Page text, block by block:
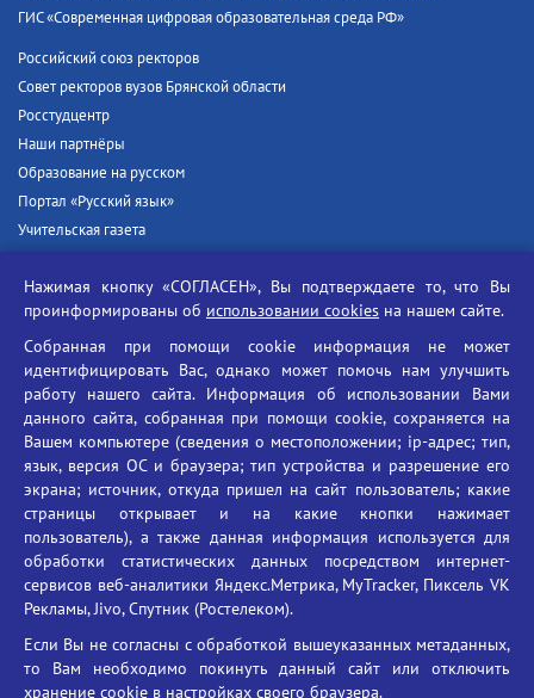
ГИС «Современная цифровая образовательная среда РФ»
Российский союз ректоров
Совет ректоров вузов Брянской области
Росстудцентр
Наши партнёры
Образование на русском
Портал «Русский язык»
Учительская газета
Единый портал государственных услуг
Противодействие угрозам информационной безопасности
Социальные ролики - Генеральная прокуратура РФ
Противодействие коррупции
БГУ против наркотиков
Брянский государственный университет
имени академика И.Г. Петровского
Время работы: пн-пт 09:00-18:00
E-mail: bryanskgu@mail.ru
Телефон: +7(4832)58-90-85
Нажимая кнопку «СОГЛАСЕН», Вы подтверждаете то, что Вы
проинформированы об использовании cookies на нашем сайте.
Собранная при помощи cookie информация не может
идентифицировать Вас, однако может помочь нам улучшить
работу нашего сайта. Информация об использовании Вами
данного сайта, собранная при помощи cookie, сохраняется на
Вашем компьютере (сведения о местоположении; ip-адрес; тип,
язык, версия ОС и браузера; тип устройства и разрешение его
экрана; источник, откуда пришел на сайт пользователь; какие
страницы открывает и на какие кнопки нажимает
пользователь), а также данная информация используется для
обработки статистических данных посредством интернет-
сервисов веб-аналитики Яндекс.Метрика, MyTracker, Пиксель VK
Рекламы, Jivo, Спутник (Ростелеком).
Если Вы не согласны с обработкой вышеуказанных метаданных,
то Вам необходимо покинуть данный сайт или отключить
хранение cookie в настройках своего браузера.